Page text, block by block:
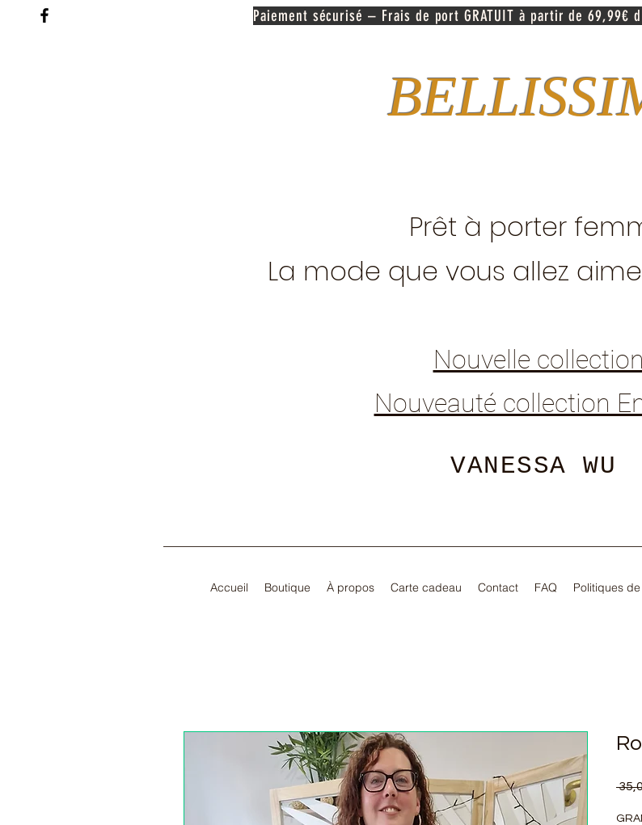
Paiement sécurisé – Frais de port GRATUIT à partir de 69,99€
Prêt à porter
La mode que vous allez
Nouvelle collection
Nouveauté collection
VANESSA WU
Accueil Boutique À propos Carte cadeau Contact FAQ Politiques